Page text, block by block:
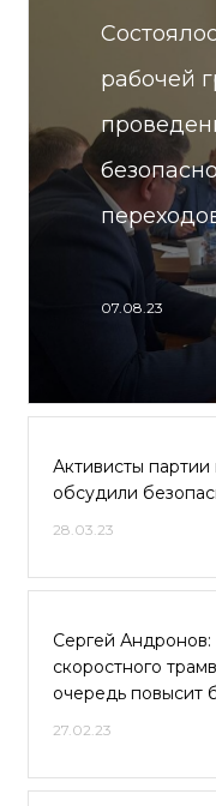
рабочей
07.08.23
Активисты
обсудили
28.03.23
Сергей Андронов:
скоростного
очередь повысит
27.02.23